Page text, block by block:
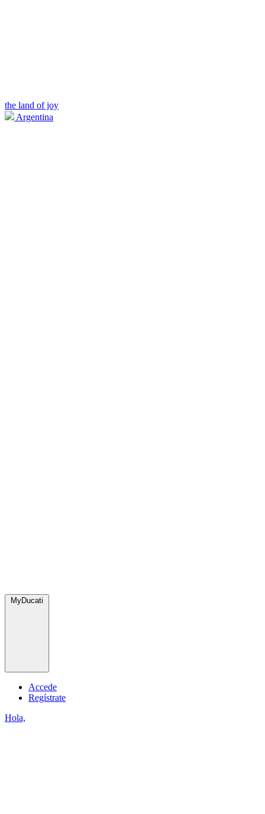
the land of joy
Argentina
MyDucati
Accede
Regístrate
Hola,